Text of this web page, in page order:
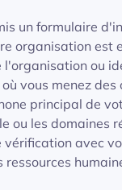
un formulaire
organisation est
l'organisation ou
vous menez
principal de
ou les domaines
avec
ressources